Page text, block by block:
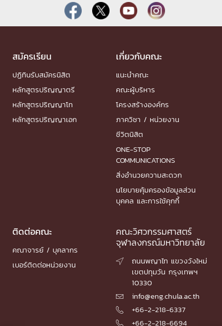
สมัครเรียน
ปฏิทินรับสมัครนิสิต
หลักสูตรปริญญาตรี
หลักสูตรปริญญาโท
หลักสูตรปริญญาเอก
เกี่ยวกับคณะ
แนะนำคณะ
คณะผู้บริหาร
โครงสร้างองค์กร
ภาควิชา / หน่วยงาน
ชีวิตนิสิต
ONE-STOP
COMMUNICATIONS
สิ่งอำนวยความสะดวก
นโยบายคุ้มครองข้อมูลส่วน
บุคคล และการใช้คุกกี้
ติดต่อคณะ
คณาจารย์ / บุคลากร
เบอร์ติดต่อหน่วยงาน
คณะวิศวกรรมศาสตร์
จุฬาลงกรณ์มหาวิทยาลัย

ถนนพญาไท แขวงวังใหม่
เขตปทุมวัน กรุงเทพฯ
10330
 info@eng.chula.ac.th
 +66-2-218-6337
 +66-2-218-6694